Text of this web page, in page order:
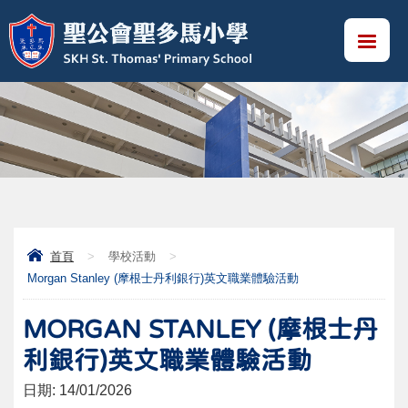
首頁 > 學校活動
>
Morgan Stanley (摩根士丹利銀行)英文職業體驗活動
MORGAN STANLEY (摩根士丹
利銀行)英文職業體驗活動
日期: 14/01/2026